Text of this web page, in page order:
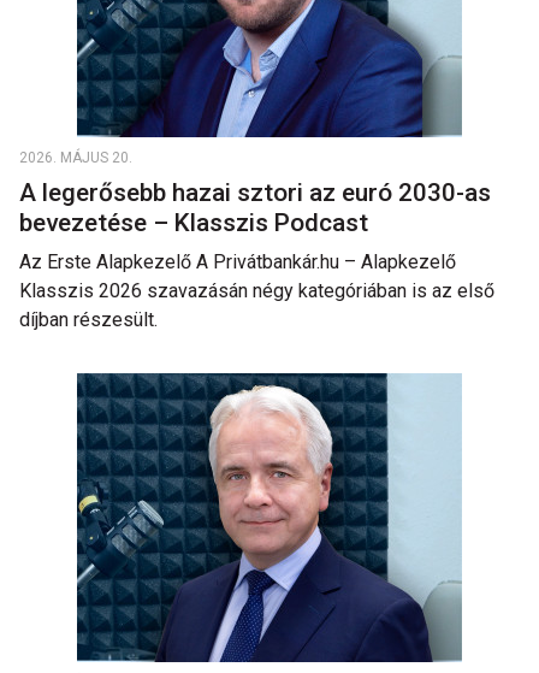
2026. MÁJUS 20.
A legerősebb hazai sztori az euró 2030-as
bevezetése – Klasszis Podcast
Az Erste Alapkezelő A Privátbankár.hu – Alapkezelő
Klasszis 2026 szavazásán négy kategóriában is az első
díjban részesült.